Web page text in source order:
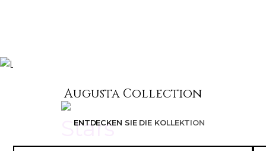
Augusta Collection
ENTDECKEN SIE DIE KOLLEKTION